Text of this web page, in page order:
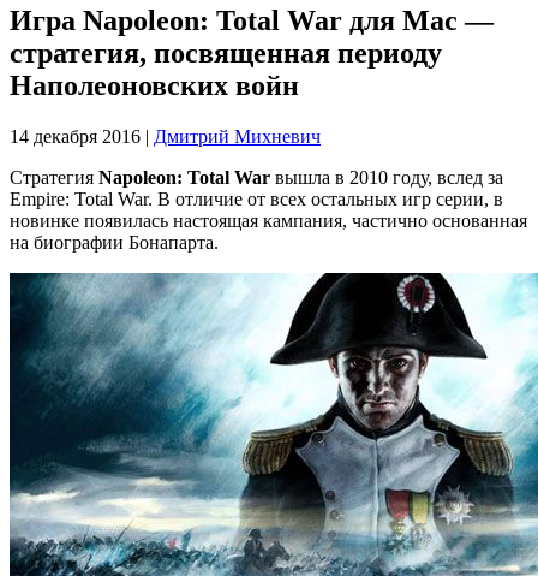
Игра Napoleon: Total War для Mac —
стратегия, посвященная периоду
Наполеоновских войн
14 декабря 2016 | Дмитрий Михневич
Стратегия Napoleon: Total War вышла в 2010 году, вслед за
Empire: Total War. В отличие от всех остальных игр серии, в
новинке появилась настоящая кампания, частично основанная
на биографии Бонапарта.